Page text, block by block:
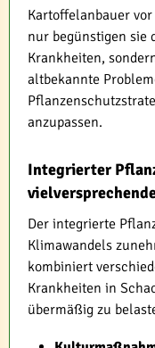
Kartoffelanbauer
nur begünstigen sie
Krankheiten,
altbekannte
anzupassen.
Integrierter
Der integrierte
Klimawandels
kombiniert
Krankheiten in
übermäßig zu